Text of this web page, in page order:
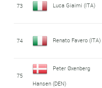
73 Luca Giaimi (ITA)
74 Renato Favero (ITA)
75
Peter Øxenberg
Hansen (DEN)